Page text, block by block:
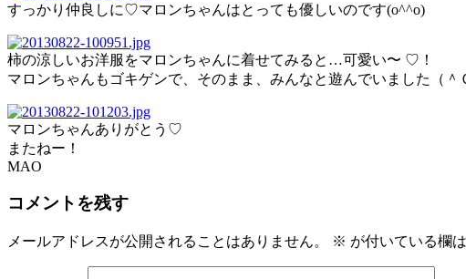
すっかり仲良しに♡マロンちゃんはとっても優しいのです(o^^o)
柿の涼しいお洋服をマロンちゃんに着せてみると…可愛い〜 ♡！
マロンちゃんもゴキゲンで、そのまま、みんなと遊んでいました（＾
マロンちゃんありがとう♡
またねー！
MAO
コメントを残す
メールアドレスが公開されることはありません。 ※ が付いている欄